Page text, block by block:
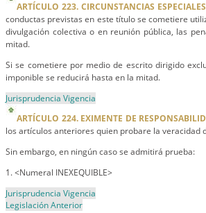
ARTÍCULO 223. CIRCUNSTANCIAS
conductas previstas en este título se cometiere
divulgación colectiva o en reunión pública, las
mitad.
Si se cometiere por medio de escrito dirigido
imponible se reducirá hasta en la mitad.
Jurisprudencia Vigencia
ARTÍCULO 224. EXIMENTE DE
los artículos anteriores quien probare la veracidad
Sin embargo, en ningún caso se admitirá prueba:
1. <Numeral INEXEQUIBLE>
Jurisprudencia Vigencia
Legislación Anterior